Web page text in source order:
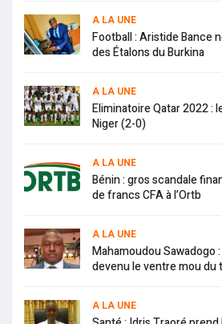
A LA UNE
Football : Aristide Bance
des Étalons du Burkina
A LA UNE
Eliminatoire Qatar 2022 :
Niger (2-0)
A LA UNE
Bénin : gros scandale
de francs CFA à l’Ortb
A LA UNE
Mahamoudou Sawadogo
devenu le ventre mou du
A LA UNE